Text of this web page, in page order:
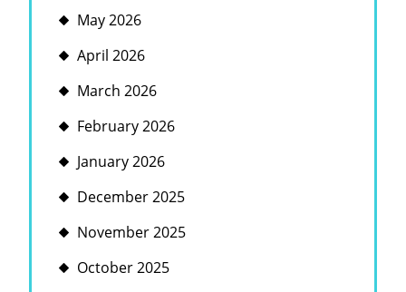
May 2026
April 2026
March 2026
February 2026
January 2026
December 2025
November 2025
October 2025